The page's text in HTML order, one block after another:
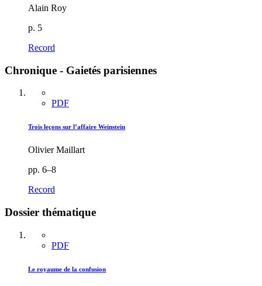
Alain Roy
p. 5
Record
Chronique - Gaietés parisiennes
PDF
Trois leçons sur l’affaire Weinstein
Olivier Maillart
pp. 6–8
Record
Dossier thématique
PDF
Le royaume de la confusion